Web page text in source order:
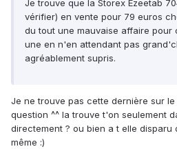
Je trouve que la Storex Ezeetab
vérifier) en vente pour 79 euros
du tout une mauvaise affaire
une en n'en attendant pas
agréablement supris.
Je ne trouve pas cette dernière sur
question ^^ la trouve t'on seulement
directement ? ou bien a t elle disparu
même :)